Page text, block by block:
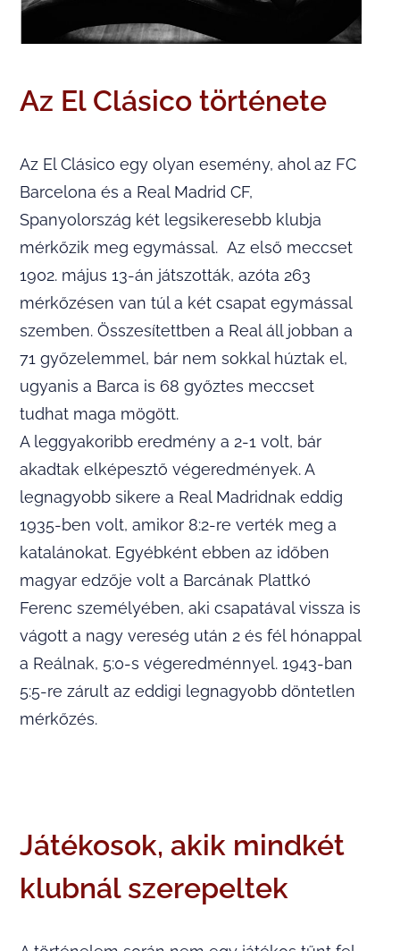
Az El Clásico története
Az El Clásico egy olyan esemény, ahol az FC
Barcelona és a Real Madrid CF,
Spanyolország két legsikeresebb klubja
mérkőzik meg egymással. Az első meccset
1902. május 13-án játszották, azóta 263
mérkőzésen van túl a két csapat egymással
szemben. Összesítettben a Real áll jobban a
71 győzelemmel, bár nem sokkal húztak el,
ugyanis a Barca is 68 győztes meccset
tudhat maga mögött.
A leggyakoribb eredmény a 2-1 volt, bár
akadtak elképesztő végeredmények. A
legnagyobb sikere a Real Madridnak eddig
1935-ben volt, amikor 8:2-re verték meg a
katalánokat. Egyébként ebben az időben
magyar edzője volt a Barcának Plattkó
Ferenc személyében, aki csapatával vissza is
vágott a nagy vereség után 2 és fél hónappal
a Reálnak, 5:0-s végeredménnyel. 1943-ban
5:5-re zárult az eddigi legnagyobb döntetlen
mérkőzés.
Játékosok, akik mindkét
klubnál szerepeltek